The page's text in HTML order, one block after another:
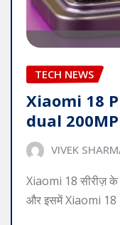
TECH NEWS
Xiaomi 18
dual
VIVEK
Xiaomi 18 सीरीज़ के
और इसमें Xiaomi 18